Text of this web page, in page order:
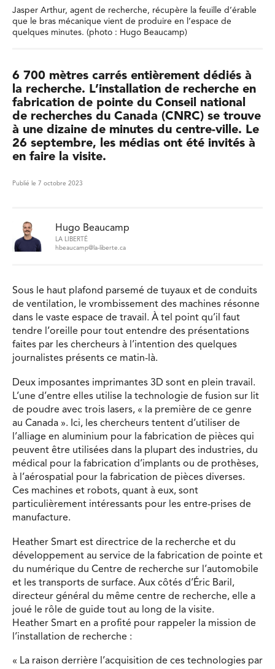
Jasper Arthur, agent de recherche, récupère la feuille d’érable
que le bras mécanique vient de produire en l’espace de
quelques minutes. (photo : Hugo Beaucamp)
6 700 mètres carrés entièrement dédiés à
la recherche. L’installation de recherche en
fabrication de pointe du Conseil national
de recherches du Canada (CNRC) se trouve
à une dizaine de minutes du centre-ville. Le
26 septembre, les médias ont été invités à
en faire la visite.
Publié le 7 octobre 2023
Hugo Beaucamp
LA LIBERTÉ
hbeaucamp@la-liberte.ca
Sous le haut plafond parsemé de tuyaux et de conduits
de ventilation, le vrombissement des machines résonne
dans le vaste espace de travail. À tel point qu’il faut
tendre l’oreille pour tout entendre des présentations
faites par les chercheurs à l’intention des quelques
journalistes présents ce matin-là.
Deux imposantes imprimantes 3D sont en plein travail.
L’une d’entre elles utilise la technologie de fusion sur lit
de poudre avec trois lasers, « la première de ce genre
au Canada ». Ici, les chercheurs tentent d’utiliser de
l’alliage en aluminium pour la fabrication de pièces qui
peuvent être utilisées dans la plupart des industries, du
médical pour la fabrication d’implants ou de prothèses,
à l’aérospatial pour la fabrication de pièces diverses.
Ces machines et robots, quant à eux, sont
particulièrement intéressants pour les entre-prises de
manufacture.
Heather Smart est directrice de la recherche et du
développement au service de la fabrication de pointe et
du numérique du Centre de recherche sur l’automobile
et les transports de surface. Aux côtés d’Éric Baril,
directeur général du même centre de recherche, elle a
joué le rôle de guide tout au long de la visite.
Heather Smart en a profité pour rappeler la mission de
l’installation de recherche :
« La raison derrière l’acquisition de ces technologies par